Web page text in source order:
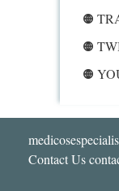
Contact Us